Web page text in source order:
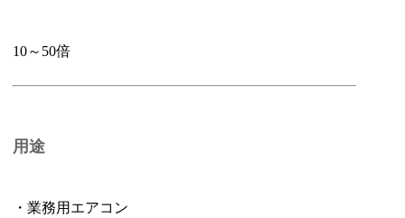
10～50倍
用途
・業務用エアコン